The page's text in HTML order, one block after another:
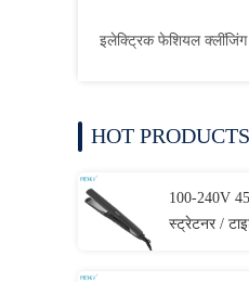
इलेक्ट्रिक फेशियल
HOT PRODUCTS
100-240V
स्ट्रेटनर /